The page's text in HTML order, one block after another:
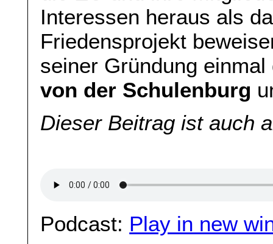
Interessen heraus als
Friedensprojekt
seiner Gründung
von der Schulenburg
Dieser Beitrag ist auch
Podcast: Play in new